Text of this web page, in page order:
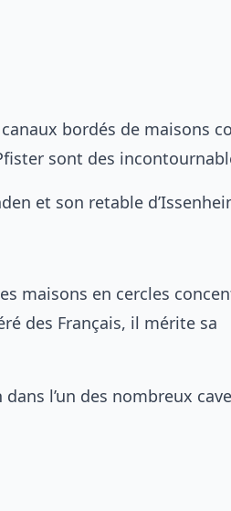
bordés de maisons
sont des
et son retable
maisons en cercles
des Français, il mérite sa
l’un des nombreux